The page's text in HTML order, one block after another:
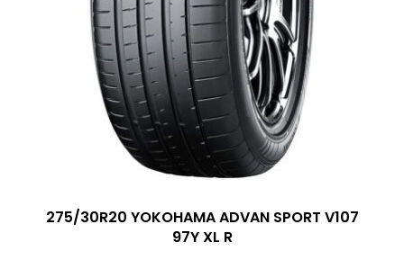
275/30R20 YOKOHAMA ADVAN SPORT V107
97Y XL R